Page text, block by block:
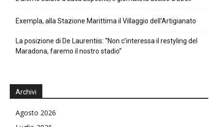
Exempla, alla Stazione Marittima il Villaggio dell’Artigianato
La posizione di De Laurentiis: “Non c’interessa il restyling del
Maradona, faremo il nostro stadio”
Archivi
Agosto 2026